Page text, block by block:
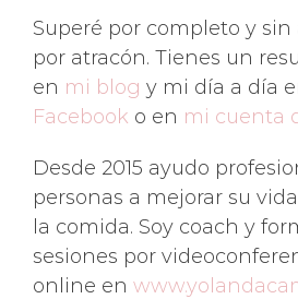
Superé por completo y
por atracón. Tienes un
en mi blog y mi día a día
Facebook o en mi cuenta
Desde 2015 ayudo
personas a mejorar su
la comida. Soy coach y
sesiones por
online en